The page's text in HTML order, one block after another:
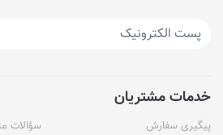
خدمات مشتریان
پیگیری سفارش
سؤالات